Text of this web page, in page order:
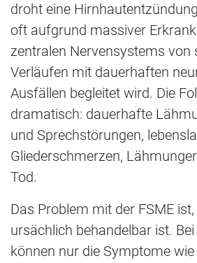
droht eine
oft aufgrund massiver
zentralen Nervensystems von
Verläufen mit dauerhaften
Ausfällen begleitet wird. Die
dramatisch: dauerhafte
und Sprechstörungen,
Gliederschmerzen,
Tod.
Das Problem mit der FSME
ursächlich behandelbar ist.
können nur die Symptome